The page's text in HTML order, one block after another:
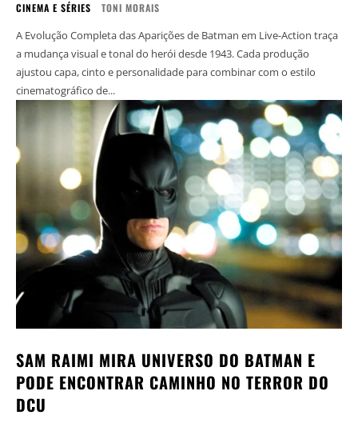
CINEMA E SÉRIES TONI MORAIS
A Evolução Completa das Aparições de Batman em Live-Action traça
a mudança visual e tonal do herói desde 1943. Cada produção
ajustou capa, cinto e personalidade para combinar com o estilo
cinematográfico de...
SAM RAIMI MIRA UNIVERSO DO BATMAN E
PODE ENCONTRAR CAMINHO NO TERROR DO
DCU